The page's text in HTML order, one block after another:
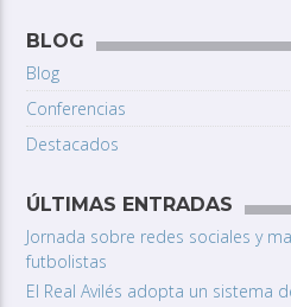
BLOG
Blog
Conferencias
Destacados
ÚLTIMAS ENTRADAS
Jornada sobre redes sociales y
futbolistas
El Real Avilés adopta un sistema